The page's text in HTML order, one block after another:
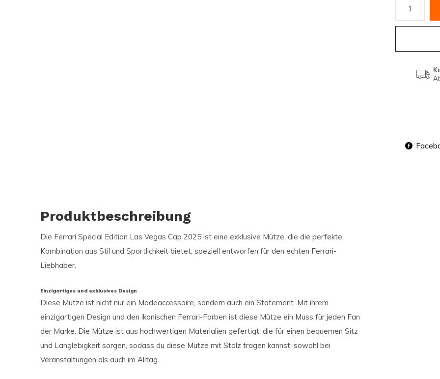
Produktbeschreibung
Die Ferrari Special Edition Las Vegas Cap 2025 ist eine exklusive Mütze, die die perfekte
Kombination aus Stil und Sportlichkeit bietet, speziell entworfen für den echten Ferrari-
Liebhaber.
Einzigartiges und exklusives Design
Diese Mütze ist nicht nur ein Modeaccessoire, sondern auch ein Statement. Mit ihrem
einzigartigen Design und den ikonischen Ferrari-Farben ist diese Mütze ein Muss für jeden Fan
der Marke. Die Mütze ist aus hochwertigen Materialien gefertigt, die für einen bequemen Sitz
und Langlebigkeit sorgen, sodass du diese Mütze mit Stolz tragen kannst, sowohl bei
Veranstaltungen als auch im Alltag.